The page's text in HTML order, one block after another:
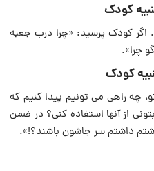
کودک
اگر کودک پرسید: «چرا درب جعبه
چرا».
کودک
چه راهی می تونیم پیدا کنیم که
از آنها استفاده کنی؟ در ضمن
داشتم سر جاشون باشند؟!».